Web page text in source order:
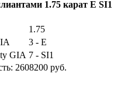
1.75 карат E SI1
1.75
3 - E
GIA 7 - SI1
2608200 руб.